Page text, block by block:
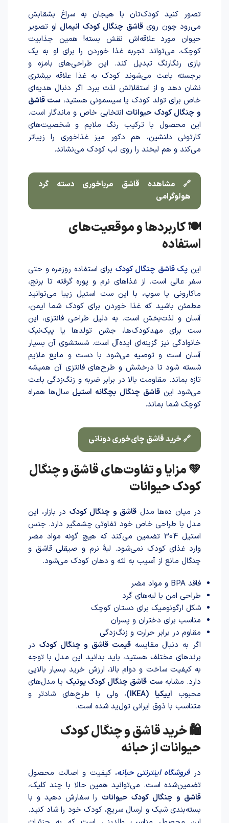
تصور کنید کودک‌تان با هیجان به سراغ بشقابش
می‌رود چون رویقاشق چنگال کودک انیمال او تصویر
حیوان مورد علاقه‌اش نقش بسته! همین جذابیت
کوچک، می‌تواند تجربه غذا خوردن را برای او به یک
بازی رنگارنگ تبدیل کند. این طراحی‌های بامزه و
برجسته باعث می‌شوند کودک به غذا علاقه بیشتری
نشان دهد و از استقلالش لذت ببرد. اگر دنبال هدیه‌ای
خاص برای تولد کودک یا سیسمونی هستید، ست قاشق
و چنگال کودک حیوانات انتخابی خاص و ماندگار است.
این محصول با ترکیب رنگ ملایم و شخصیت‌های
کارتونی دلنشین، هم دکور میز غذاخوری را زیباتر
می‌کند و هم لبخند را روی لب کودک می‌نشاند.
🔗 مشاهده قاشق مرباخوری دسته گرد
هولوگرامی
🍽 کاربردها و موقعیت‌های
استفاده
این پک قاشق چنگال کودک برای استفاده روزمره و حتی
سفر عالی است. از غذاهای نرم و پوره گرفته تا برنج،
ماکارونی یا سوپ، با این ست استیل زیبا می‌توانید
مطمئن باشید که غذا خو‌رد‌ن برای کودک شما ایمن،
آسان و لذت‌بخش است. به دلیل طراحی فانتزی، این
ست برای مهدکودک‌ها، جشن تولدها یا پیک‌نیک
خانوادگی نیز گزینه‌ای ایده‌آل است. شستشوی آن بسیار
آسان است و توصیه می‌شود با دست و مایع ملایم
شسته شود تا درخشش و طرح‌های فانتزی آن همیشه
تازه بماند. مقاومت بالا در برابر ضربه و زنگ‌زدگی باعث
می‌شود اینقاشق چنگال بچگانه استیل سال‌ها همراه
کوچک شما بماند.
🔗 خرید قاشق چای‌خوری دوناتی
💚 مزایا و تفاوت‌های قاشق و چنگال
کودک حیوانات
در میان ده‌ها مدل قاشق و چنگال کودک در بازار، این
مدل با طراحی خاص خود تفاوتی چشمگیر دارد. جنس
استیل 304 تضمین می‌کند که هیچ گونه مواد مضر
وارد غذای کودک نمی‌شود. لبۀ نرم و صیقلی قاشق و
چنگال مانع از آسیب به لثه و دهان کودک می‌شود.
فاقد BPA و مواد مضر
طراحی امن با لبه‌های گرد
شکل ارگونومیک برای دستان کوچک
مناسب برای دختران و پسران
مقاوم در برابر حرارت و زنگ‌زدگی
اگر به دنبال مقایسهقیمت قاشق و چنگال کودک در
برندهای مختلف هستید، باید بدانید این مدل با توجه
به کیفیت ساخت و دوام بالا، ارزش خرید بسیار بالایی
دارد. مشابهست قاشق چنگال کودک یونیک یا مدل‌های
محبوب اییکیا (IKEA)
، ولی با طرح‌های شادتر و
متناسب با ذوق ایرانی تول‌ید شد‌ه است.
🛍 خرید قاشق و چنگال کودک
حیوانات از حبانه
درفروشگاه اینترنتی حبانه، کیفیت و اصالت محصول
تضمین‌شده است. می‌توانید همین حالا با چند کلیک،
قاشق و چنگال کودک حیوانات را سفارش دهید و با
بسته‌بندی شیک و ارسال سریع، کودک خود را شاد کنید.